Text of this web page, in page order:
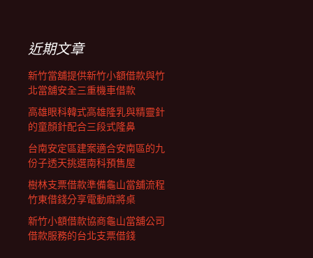
列近期文章
新竹當舖提供新竹小額借款與竹
北當舖安全三重機車借款
高雄眼科韓式高雄隆乳與精靈針
的童顏針配合三段式隆鼻
台南安定區建案適合安南區的九
份子透天挑選南科預售屋
樹林支票借款準備龜山當舖流程
竹東借錢分享電動麻將桌
新竹小額借款協商龜山當舖公司
借款服務的台北支票借錢